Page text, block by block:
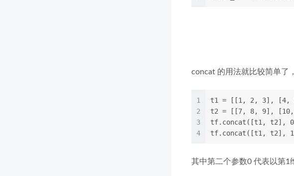
concat 的用法就比较简单了
1
2
3
4
t1 = [[1, 2, 3], [4,
t2 = [[7, 8, 9], [10,
tf.concat([t1, t2],
tf.concat([t1, t2],
其中第二个参数0 代表以第